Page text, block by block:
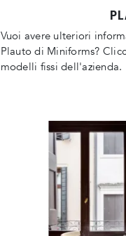
Vuoi avere ulteriori
Plauto di Miniforms?
modelli fissi dell'azienda.